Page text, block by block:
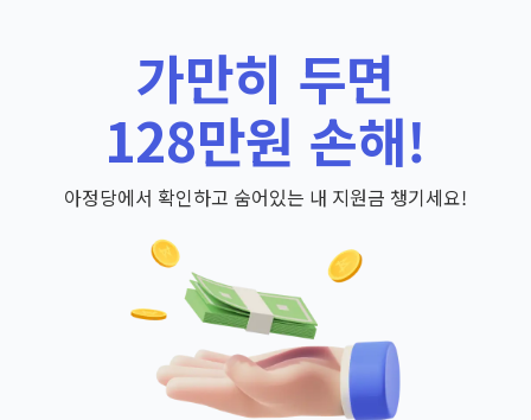
가만히 두면
128만원 손해!
아정당에서 확인하고 숨어있는 내 지원금 챙기세요!